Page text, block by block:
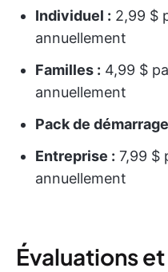
Individuel : 2,99 $
annuellement
Familles : 4,99 $
annuellement
Pack de
Entreprise : 7,99 $
annuellement
Évaluations